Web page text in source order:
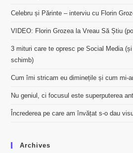
Celebru și Părinte – interviu cu Florin
VIDEO: Florin Grozea la Vreau Să Știu
3 mituri care te opresc pe Social Media
schimb)
Cum îmi stricam eu diminețile și cum mi-
Nu geniul, ci focusul este superputerea
Încrederea pe care am învățat s-o dau
Archives